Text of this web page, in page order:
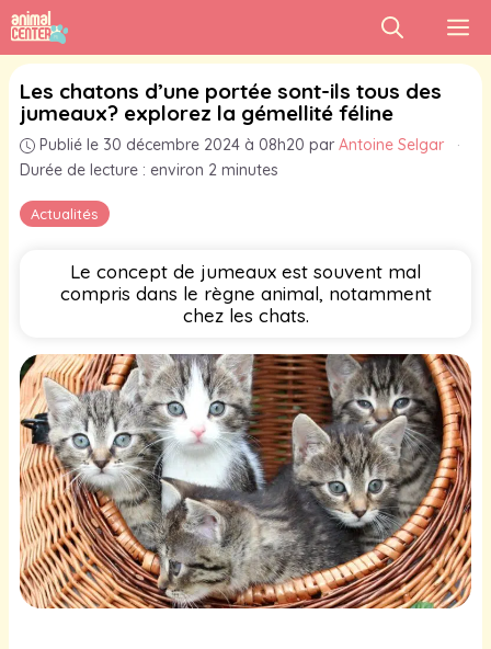
Aller
au
contenu
Actualités
Les chatons d’une portée sont-ils tous des
jumeaux? explorez la gémellité féline
Publié le 30 décembre 2024 à 08h20 par Antoine Selgar
·
Durée de lecture : environ 2 minutes
Le concept de jumeaux est souvent mal
compris dans le règne animal, notamment
chez les chats.